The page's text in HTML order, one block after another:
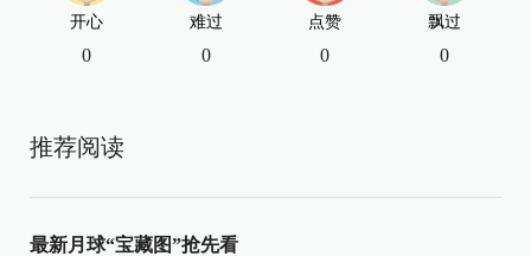
开心
0
难过
0
点赞
0
飘过
0
推荐阅读
最新月球“宝藏图”抢先看